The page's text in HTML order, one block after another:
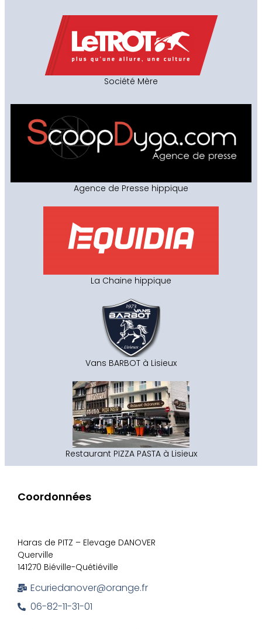
Société Mère
Agence de Presse hippique
La Chaine hippique
Vans BARBOT à Lisieux
Restaurant PIZZA PASTA à Lisieux
Coordonnées
Haras de PITZ – Elevage DANOVER
Querville
141270 Biéville-Quétiéville
Ecuriedanover@orange.fr
06-82-11-31-01